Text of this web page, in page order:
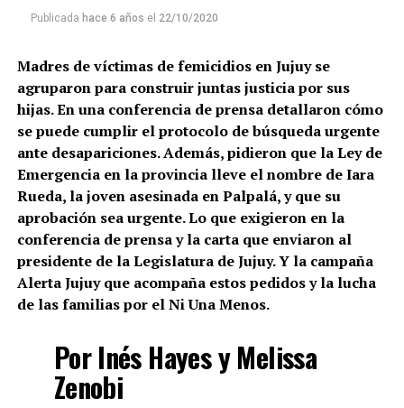
Publicada hace 6 años el 22/10/2020
Madres de víctimas de femicidios en Jujuy se
agruparon para construir juntas justicia por sus
hijas. En una conferencia de prensa detallaron cómo
se puede cumplir el protocolo de búsqueda urgente
ante desapariciones. Además, pidieron que la Ley de
Emergencia en la provincia lleve el nombre de Iara
Rueda, la joven asesinada en Palpalá, y que su
aprobación sea urgente. Lo que exigieron en la
conferencia de prensa y la carta que enviaron al
presidente de la Legislatura de Jujuy. Y la campaña
Alerta Jujuy que acompaña estos pedidos y la lucha
de las familias por el Ni Una Menos.
Por Inés Hayes y Melissa
Zenobi